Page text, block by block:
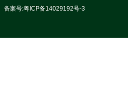
备案号:粤ICP备14029192号-3